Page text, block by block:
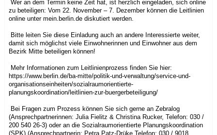
Wer an dem Termin keine Zeit hat, ist herzlich eingeladen, sich online
zu beteiligen: Vom 22. November – 7. Dezember können die Leitlinien
online unter mein.berlin.de diskutiert werden.
Bitte leiten Sie diese Einladung auch an andere Interessierte weiter,
damit sich möglichst viele Einwohnerinnen und Einwohner aus dem
Bezirk Mitte beteiligen können!
Mehr Informationen zum Leitlinienprozess finden Sie hier:
https://www.berlin.de/ba-mitte/politik-und-verwaltung/service-und-
organisationseinheiten/sozialraumorientierte-
planungskoordination/leitlinien-zur-buergerbeteiligung/
Bei Fragen zum Prozess können Sie sich gerne an Zebralog
(Ansprechpartnerinnen: Julia Fielitz & Christina Rucker, Telefon: 030 /
200 540 26-3) oder an die Sozialraumorientierte Planungskoordination
(SPK) (Ansprechpartnerin: Petra Patz-Drüke Telefon: 030 / 9018